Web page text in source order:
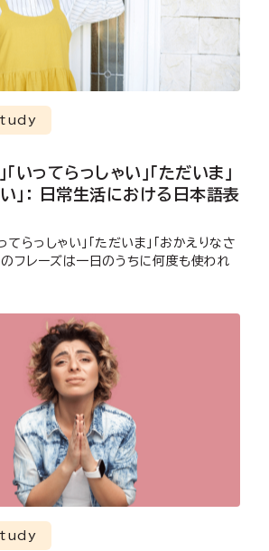
「いってらっしゃい」「ただいま」
い」： 日常生活における日本語表
てらっしゃい」「ただいま」「おかえりなさ
のフレーズは一日のうちに何度も使われ